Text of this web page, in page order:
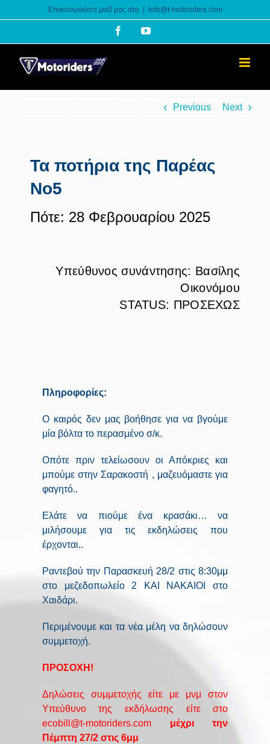
to
Επικοινωνείστε μαζί μας στο info@t-motoriders.com
FacebookYouTube
Previous Next
Τα ποτήρια της Παρέας
Νο5
Πότε: 28 Φεβρουαρίου 2025
Υπεύθυνος συνάντησης: Βασίλης
Οικονόμου
STATUS: ΠΡΟΣΕΧΩΣ
Πληροφορίες:
Ο καιρός δεν μας βοήθησε για να βγούμε
μία βόλτα το περασμένο σ/κ.
Οπότε πριν τελείωσουν οι Απόκριες και
μπούμε στην Σαρακοστή , μαζευόμαστε για
φαγητό..
Ελάτε να πιούμε ένα κρασάκι… να
μιλήσουμε για τις εκδηλώσεις που
έρχονται..
Ραντεβού την Παρασκευή 28/2 στις 8:30μμ
στο μεζεδοπωλείο 2 ΚΑΙ ΝΑΚΑΙΟΙ στο
Χαιδάρι.
Περιμένουμε και τα νέα μέλη να δηλώσουν
συμμετοχή.
ΠΡΟΣΟΧΗ!
Δηλώσεις συμμετοχής είτε με μνμ στον
Υπεύθυνο της εκδήλωσης είτε στο
ecobill@t-motoriders.comμέχρι την
Πέμπτη 27/2 στις 6μμ